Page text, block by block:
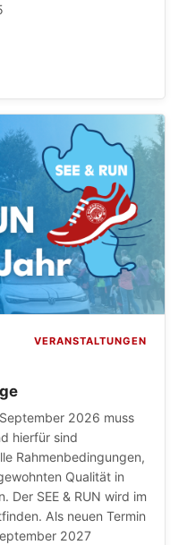
VERANSTALTUNGEN
2026 muss
hierfür sind
Rahmenbedingungen,
Qualität in
Der SEE & RUN wird im
Als neuen Termin
2027